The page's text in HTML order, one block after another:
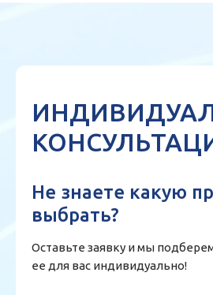
Не знаете какую
выбрать?
Оставьте заявку и мы
ее для вас индивидуально!